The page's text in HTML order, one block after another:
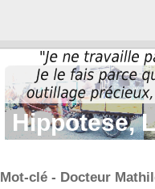
Hippotese,
Mot-clé - Docteur